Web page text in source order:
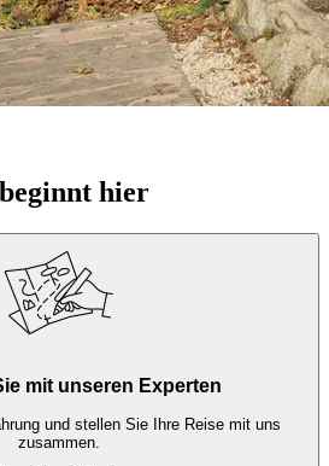
hier
mit unseren Experten
und stellen Sie Ihre Reise mit uns
zusammen.